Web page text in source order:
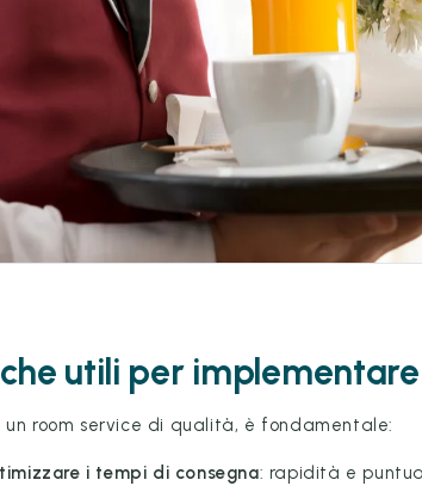
utili per
un room service di qualità, è fondamentale:
i tempi di consegna: rapidità e